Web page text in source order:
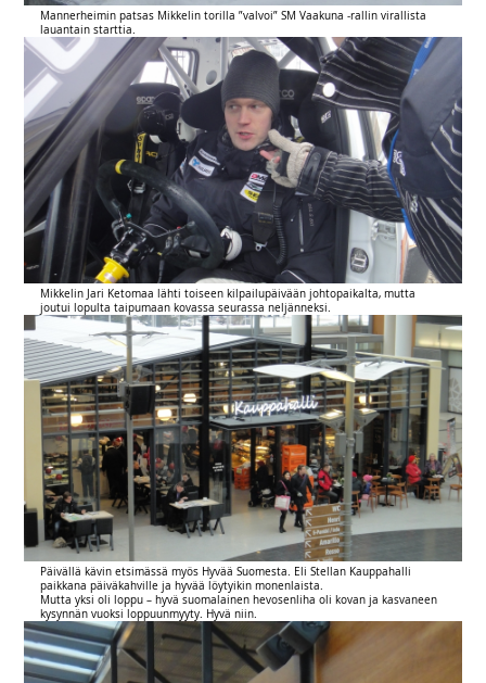
Mannerheimin patsas Mikkelin torilla ”valvoi” SM Vaakuna -rallin virallista
lauantain starttia.
Mikkelin Jari Ketomaa lähti toiseen kilpailupäivään johtopaikalta, mutta
joutui lopulta taipumaan kovassa seurassa neljänneksi.
Päivällä kävin etsimässä myös Hyvää Suomesta. Eli Stellan Kauppahalli
paikkana päiväkahville ja hyvää löytyikin monenlaista.
Mutta yksi oli loppu – hyvä suomalainen hevosenliha oli kovan ja kasvaneen
kysynnän vuoksi loppuunmyyty. Hyvä niin.